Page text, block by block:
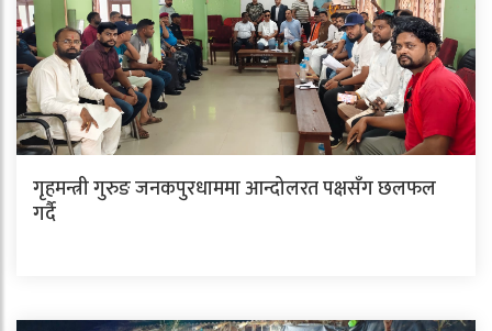
गृहमन्त्री गुरुङ जनकपुरधाममा आन्दोलरत पक्षसँग छलफल
गर्दै